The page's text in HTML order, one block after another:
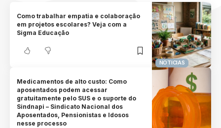
NOTICIAS
Como trabalhar empatia e colaboração
em projetos escolares? Veja com a
Sigma Educação
Medicamentos de alto custo: Como
aposentados podem acessar
gratuitamente pelo SUS e o suporte do
Sindnapi – Sindicato Nacional dos
Aposentados, Pensionistas e Idosos
nesse processo